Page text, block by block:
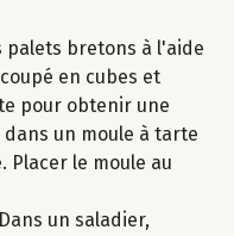
palets bretons à l'aide
en cubes et
pour obtenir une
un moule à tarte
Placer le moule au
un saladier,